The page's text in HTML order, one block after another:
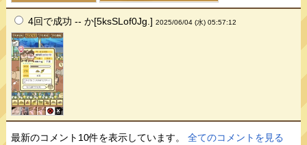
4回で成功 -- か[5ksSLof0Jg.]2025/06/04 (水) 05:57:12
最新のコメント10件を表示しています。全てのコメントを見る